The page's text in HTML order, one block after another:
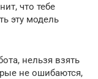
что тебе
эту модель
нельзя взять
не ошибаются,